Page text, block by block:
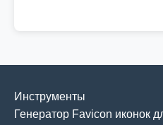
Инструменты
Генератор Favicon иконок